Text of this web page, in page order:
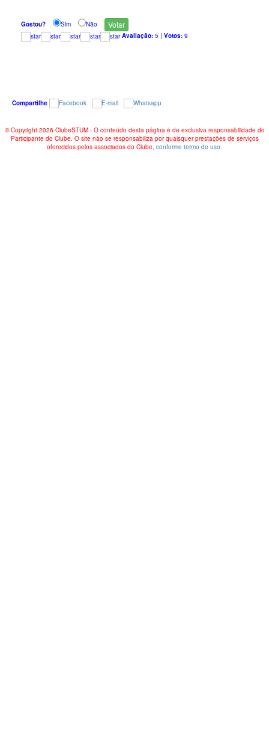
Gostou? Sim
Não
Avaliação: 5 | Votos: 9
Compartilhe
© Copyright 2026 ClubeSTUM - O conteúdo desta página é de exclusiva responsabilidade do
Participante do Clube. O site não se responsabiliza por quaisquer prestações de serviços
oferecidos pelos associados do Clube, conforme termo de uso.